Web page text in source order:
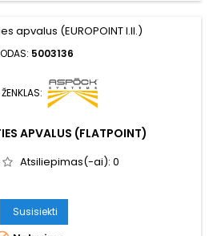
5003136
APVALUS (FLATPOINT)
Atsiliepimas(-ai): 0
Susisiekti